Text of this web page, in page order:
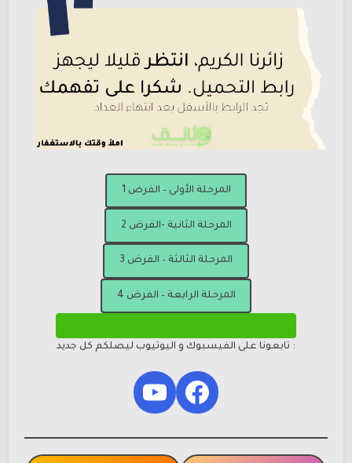
المرحلة الأولى – الفرض 1
المرحلة الثانية -الفرض 2
المرحلة الثالثة – الفرض 3
المرحلة الرابعة – الفرض 4
: تابعونا على الفيسبوك و اليوتيوب ليصلكم كل جديد
Facebook
YouTube